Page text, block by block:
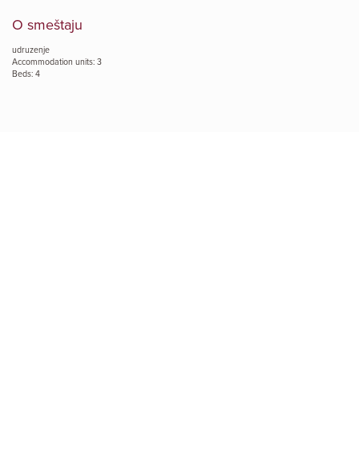
O smeštaju
udruzenje
Accommodation units: 3
Beds: 4